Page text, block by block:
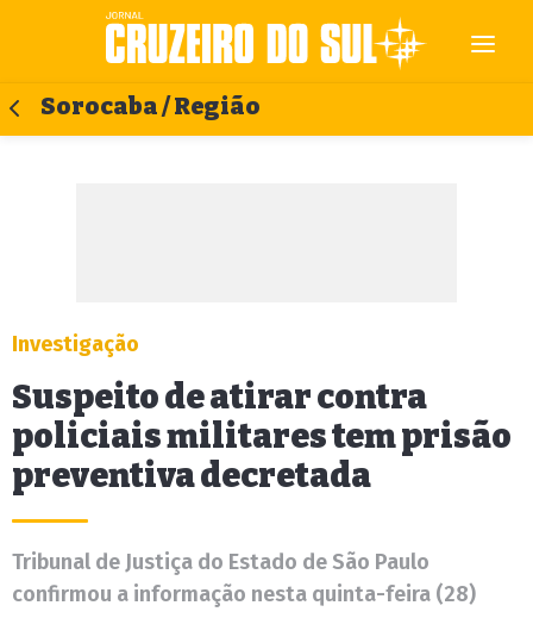
Sorocaba / Região
Investigação
Suspeito de atirar contra
policiais militares tem prisão
preventiva decretada
Tribunal de Justiça do Estado de São Paulo
confirmou a informação nesta quinta-feira (28)